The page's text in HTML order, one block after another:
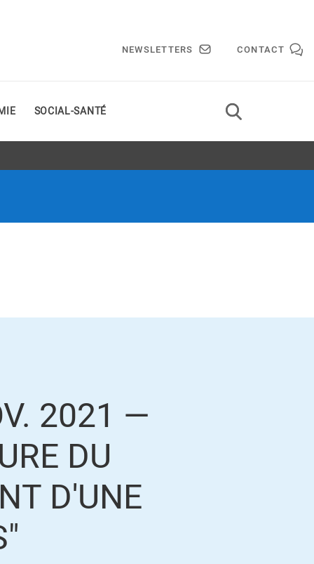
NEWSLETTERS CONTACT
SOCIAL-SANTÉ
2021 —
DU
D'UNE